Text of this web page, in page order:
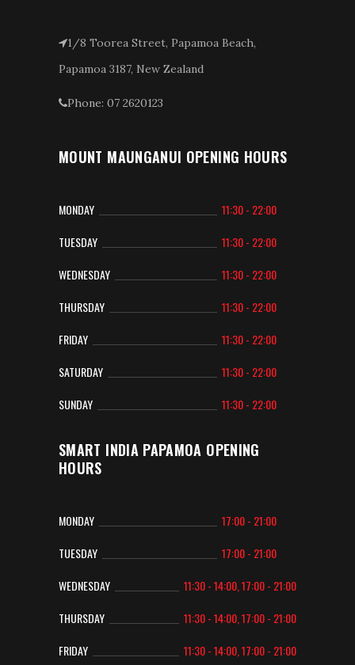
1/8 Toorea Street, Papamoa Beach,
Papamoa 3187, New Zealand
Phone: 07 2620123
MOUNT MAUNGANUI OPENING HOURS
MONDAY
11:30 - 22:00
TUESDAY
11:30 - 22:00
WEDNESDAY
11:30 - 22:00
THURSDAY
11:30 - 22:00
FRIDAY
11:30 - 22:00
SATURDAY
11:30 - 22:00
SUNDAY
11:30 - 22:00
SMART INDIA PAPAMOA OPENING
HOURS
MONDAY
17:00 - 21:00
TUESDAY
17:00 - 21:00
WEDNESDAY
11:30 - 14:00, 17:00 - 21:00
THURSDAY
11:30 - 14:00, 17:00 - 21:00
FRIDAY
11:30 - 14:00, 17:00 - 21:00